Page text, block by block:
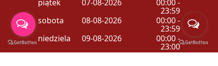
piątek
07-08-2026 00:00 -
23:59
sobota
08-08-2026 00:00 -
23:59
niedziela
09-08-2026 00:00 -
23:00